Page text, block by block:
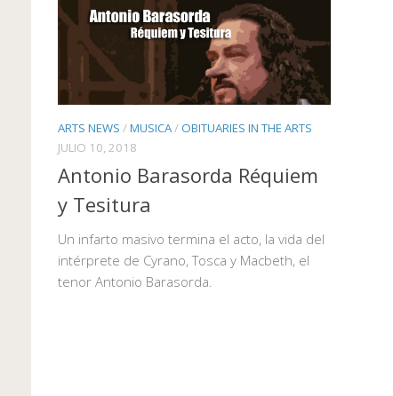
ARTS NEWS /MUSICA/ OBITUARIES IN THE ARTS
JULIO 10, 2018
Antonio Barasorda Réquiem
y Tesitura
Un infarto masivo termina el acto, la vida del
intérprete de Cyrano, Tosca y Macbeth, el
tenor Antonio Barasorda.